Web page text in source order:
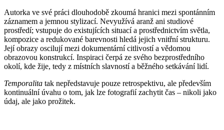
Autorka ve své práci dlouhodobě zkoumá hranici mezi spontánním
záznamem a jemnou stylizací. Nevyužívá aranž ani studiové
prostředí; vstupuje do existujících situací a prostřednictvím světla,
kompozice a redukované barevnosti hledá jejich vnitřní strukturu.
Její obrazy oscilují mezi dokumentární citlivostí a vědomou
obrazovou konstrukcí. Inspiraci čerpá ze svého bezprostředního
okolí, kde žije, tedy z místních slavností a běžného setkávání lidí.
Temporalita tak nepředstavuje pouze retrospektivu, ale především
kontinuální úvahu o tom, jak lze fotografií zachytit čas – nikoli jako
údaj, ale jako prožitek.